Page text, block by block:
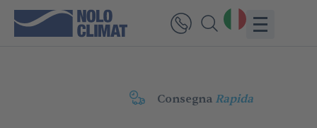
ConsegnaRapida